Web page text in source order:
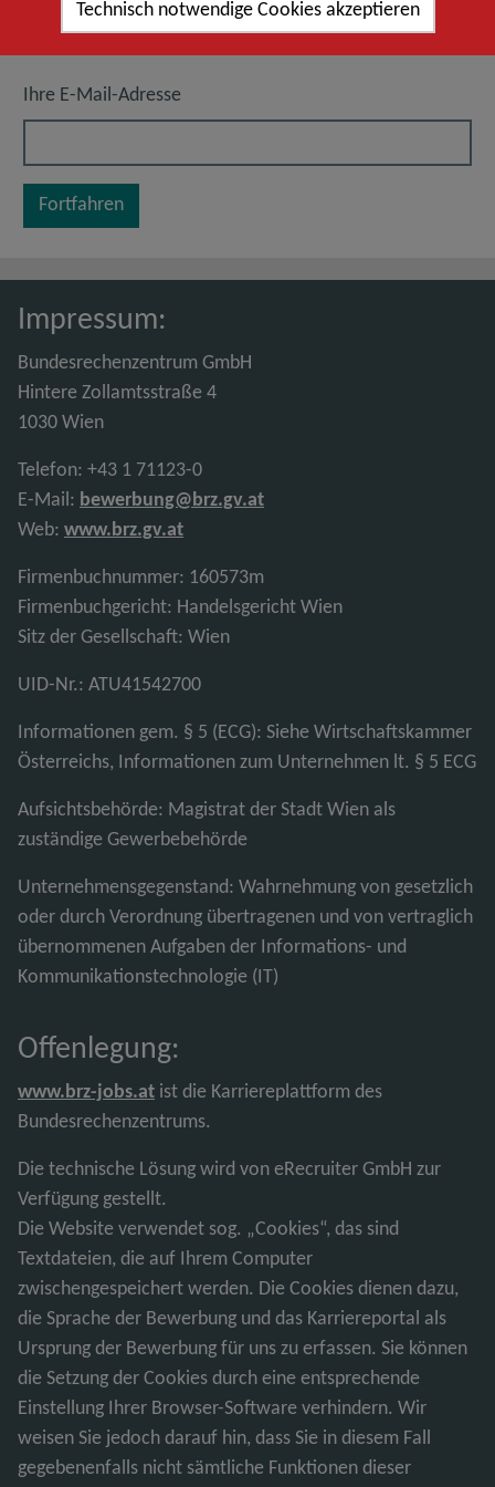
schicken Ihnen per E-Mail einen Link zu, mit dem Sie Ihr
Ihre E-Mail-Adresse
Fortfahren
Impressum:
Bundesrechenzentrum GmbH
Hintere Zollamtsstraße 4
1030 Wien
Telefon: +43 1 71123-0
E-Mail: bewerbung@brz.gv.at
Web: www.brz.gv.at
Firmenbuchnummer: 160573m
Firmenbuchgericht: Handelsgericht Wien
Sitz der Gesellschaft: Wien
UID-Nr.: ATU41542700
Informationen gem. § 5 (ECG): Siehe Wirtschaftskammer
Österreichs, Informationen zum Unternehmen lt. § 5 ECG
Aufsichtsbehörde: Magistrat der Stadt Wien als
zuständige Gewerbebehörde
Unternehmensgegenstand: Wahrnehmung von gesetzlich
oder durch Verordnung übertragenen und von vertraglich
übernommenen Aufgaben der Informations- und
Kommunikationstechnologie (IT)
Offenlegung:
www.brz-jobs.at ist die Karriereplattform des
Bundesrechenzentrums.
Die technische Lösung wird von eRecruiter GmbH zur
Verfügung gestellt.
Die Website verwendet sog. „Cookies“, das sind
Textdateien, die auf Ihrem Computer
zwischengespeichert werden. Die Cookies dienen dazu,
die Sprache der Bewerbung und das Karriereportal als
Ursprung der Bewerbung für uns zu erfassen. Sie können
die Setzung der Cookies durch eine entsprechende
Einstellung Ihrer Browser-Software verhindern. Wir
weisen Sie jedoch darauf hin, dass Sie in diesem Fall
gegebenenfalls nicht sämtliche Funktionen dieser
Technisch notwendige Cookies akzeptieren